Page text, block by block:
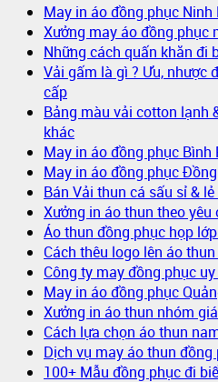
May in áo đồng phục
Xưởng may áo đồng phục
Những cách quấn khăn đi
Vải gấm là gì ? Ưu, nhược
cấp
Bảng màu vải cotton lạnh
khác
May in áo đồng phục
May in áo đồng phục
Bán Vải thun cá sấu sỉ &
Xưởng in áo thun theo yêu
Áo thun đồng phục họp
Cách thêu logo lên áo
Công ty may đồng phục
May in áo đồng phục
Xưởng in áo thun nhóm
Cách lựa chọn áo thun
Dịch vụ may áo thun đồng
100+ Mẫu đồng phục đi